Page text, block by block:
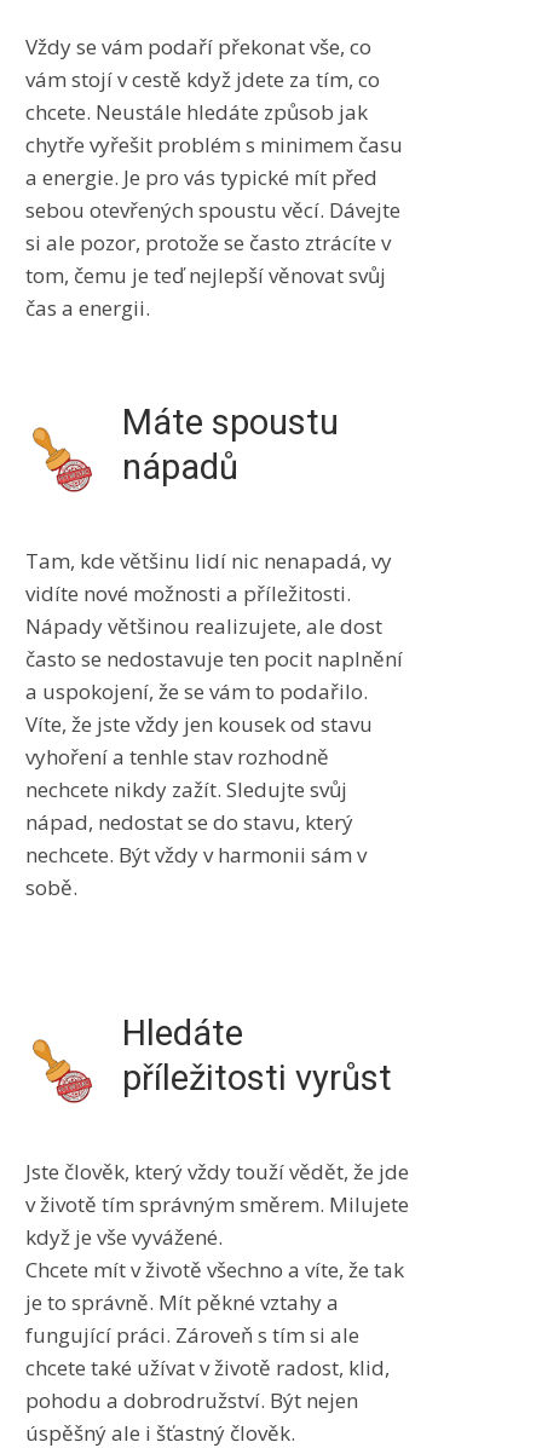
Vždy se vám podaří překonat vše, co
vám stojí v cestě když jdete za tím, co
chcete. Neustále hledáte způsob jak
chytře vyřešit problém s minimem času
a energie. Je pro vás typické mít před
sebou otevřených spoustu věcí. Dávejte
si ale pozor, protože se často ztrácíte v
tom, čemu je teď nejlepší věnovat svůj
čas a energii.
Máte spoustu
nápadů
​Tam, kde většinu lidí nic nenapadá, vy
vidíte nové možnosti a příležitosti.
Nápady většinou realizujete, ale dost
často se nedostavuje ten pocit naplnění
a uspokojení, že se vám to podařilo.
Víte, že jste vždy jen kousek od stavu
vyhoření a tenhle stav rozhodně
nechcete nikdy zažít. Sledujte svůj
nápad, nedostat se do stavu, který
nechcete. Být vždy v harmonii sám v
sobě.
Hledáte
příležitosti vyrůst
​Jste člověk, který vždy touží vědět, že jde
v životě tím správným směrem. Milujete
když je vše vyvážené.
Chcete mít v životě všechno a víte, že tak
je to správně. Mít pěkné vztahy a
fungující práci. Zároveň s tím si ale
chcete také užívat v životě radost, klid,
pohodu a dobrodružství. Být nejen
úspěšný ale i šťastný člověk.